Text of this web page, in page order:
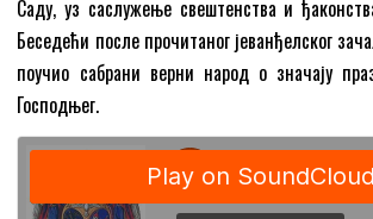
Саду, уз саслужење свештенства и
Беседећи после прочитаног јеванђелског
поучио сабрани верни народ о значају
Господњег.